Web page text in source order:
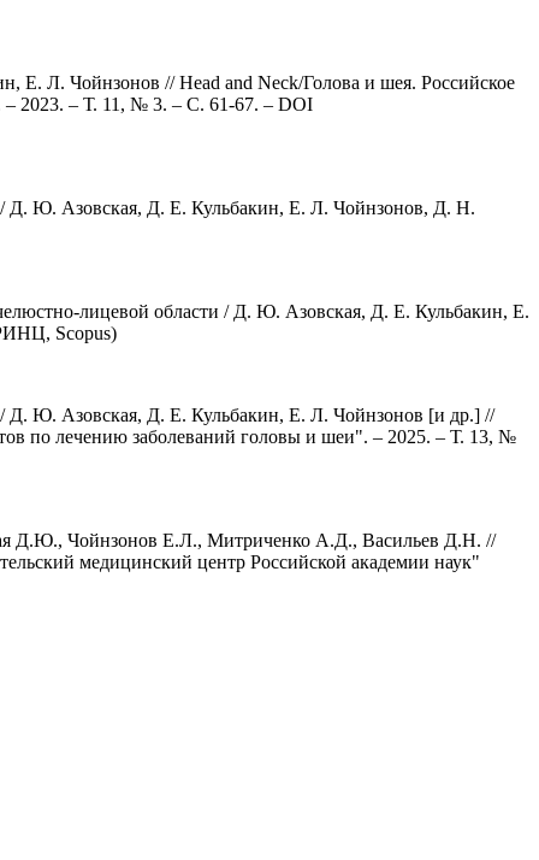
Е. Л. Чойнзонов // Head and Neck/Голова и шея. Российское
– 2023. – Т. 11, № 3. – С. 61-67. – DOI
/ Д. Ю. Азовская, Д. Е. Кульбакин, Е. Л. Чойнзонов, Д. Н.
лицевой области / Д. Ю. Азовская, Д. Е. Кульбакин, Е.
Scopus)
/ Д. Ю. Азовская, Д. Е. Кульбакин, Е. Л. Чойнзонов [и др.] //
по лечению заболеваний головы и шеи". – 2025. – Т. 13, №
Д.Ю., Чойнзонов Е.Л., Митриченко А.Д., Васильев Д.Н. //
медицинский центр Российской академии наук"